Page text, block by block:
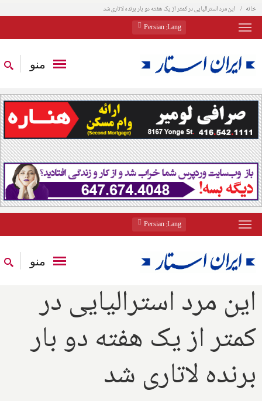
خانه این مرد استرالیایی در کمتر از یک هفته دو بار برنده لاتاری شد
Lang
: Persian
منو
Lang
: Persian
منو
این مرد استرالیایی در
کمتر از یک هفته دو بار
برنده لاتاری شد